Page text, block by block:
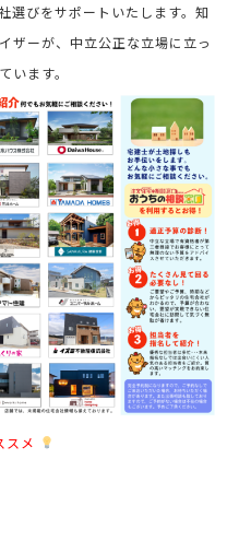
びをサポートいたします。 知
ザーが、中立公正な立場に立っ
います。
スメ